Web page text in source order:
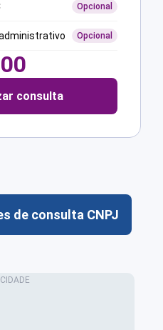
Opcional
Opcional
consulta
de consulta CNPJ